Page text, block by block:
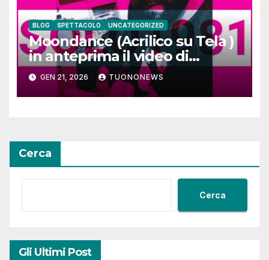
BLOG SPETTACOLO UNCATEGORIZED
Moondance (Acrilico su Tela )
in anteprima il video di
SOLO1981
GEN 21, 2026 TUONONEWS
Cerca
Cerca
Gli Ultimi Post